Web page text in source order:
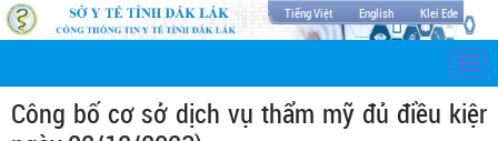
Tiếng Việt English Klei Ede
Công bố cơ sở dịch vụ thẩm mỹ đủ điều